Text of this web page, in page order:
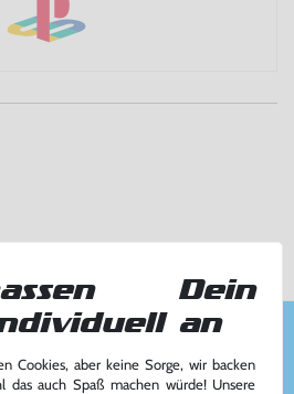
Kontakt
Dein
an
Cookies, aber keine Sorge, wir backen
das auch Spaß machen würde! Unsere